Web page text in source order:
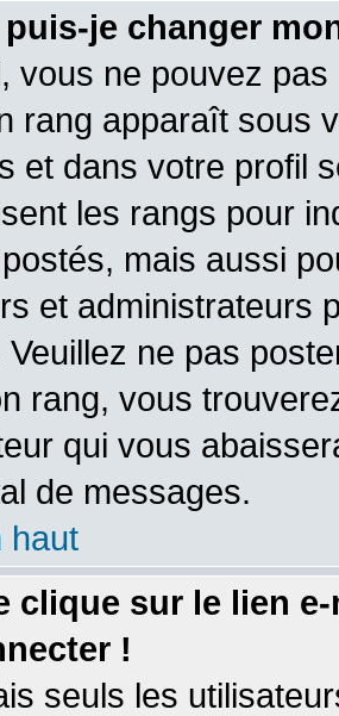
je changer
vous ne pouvez
rang apparaît sous
et dans votre profil
les rangs pour
mais aussi
et administrateurs
ne pas
rang, vous
qui vous
de messages.
haut
clique sur le lien
!
seuls les